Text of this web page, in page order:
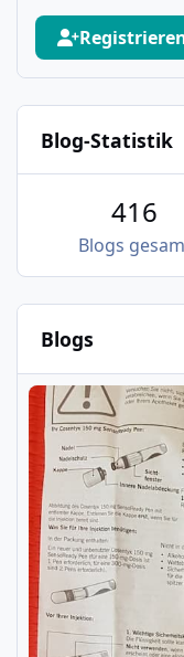
Blog-Statistik
Blogs
416
Blogs